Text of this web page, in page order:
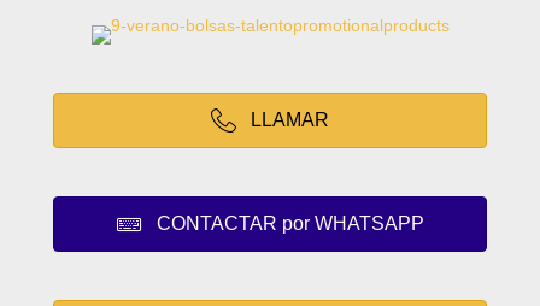
LLAMAR
CONTACTAR por WHATSAPP